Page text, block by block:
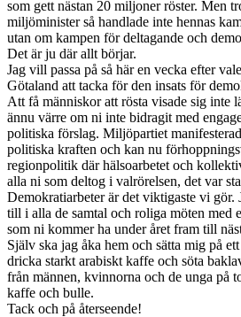
som gett nästan 20 miljoner röster. Men
miljöminister så handlade inte hennas
utan om kampen för deltagande och
Det är ju där allt börjar.
Jag vill passa på så här en vecka efter
Götaland att tacka för den insats för
Att få människor att rösta visade sig inte
ännu värre om ni inte bidragit med
politiska förslag. Miljöpartiet
politiska kraften och kan nu
regionpolitik där hälsoarbetet och
alla ni som deltog i valrörelsen, det var
Demokratiarbeter är det viktigaste vi gör.
till i alla de samtal och roliga möten med
som ni kommer ha under året fram till
Själv ska jag åka hem och sätta mig på
dricka starkt arabiskt kaffe och söta
från männen, kvinnorna och de unga på
kaffe och bulle.
Tack och på återseende!